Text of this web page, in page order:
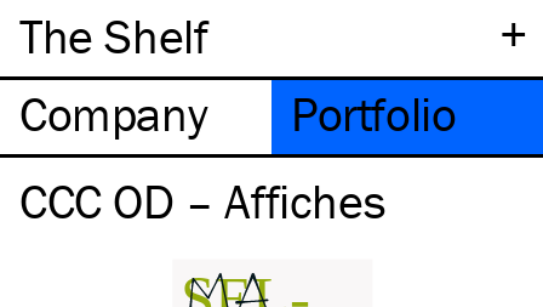
+
The Shelf
Company
Portfolio
CCC OD – Affiches